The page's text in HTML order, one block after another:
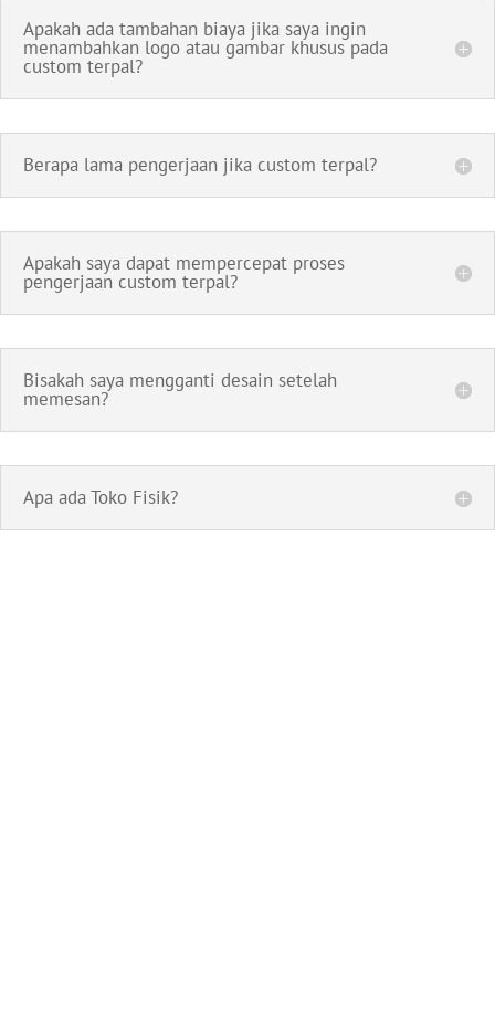
Apakah ada tambahan biaya jika saya ingin
menambahkan logo atau gambar khusus pada
custom terpal?
Berapa lama pengerjaan jika custom terpal?
Apakah saya dapat mempercepat proses
pengerjaan custom terpal?
Bisakah saya mengganti desain setelah
memesan?
Apa ada Toko Fisik?